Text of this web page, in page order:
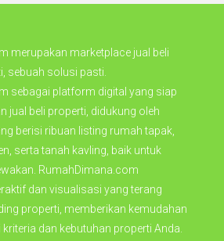
merupakan marketplace jual beli
sebuah solusi pasti.
sebagai platform digital yang siap
jual beli properti, didukung oleh
berisi ribuan listing rumah tapak,
serta tanah kavling, baik untuk
RumahDimana.com
dan visualisasi yang terang
properti, memberikan kemudahan
dan kebutuhan properti Anda.